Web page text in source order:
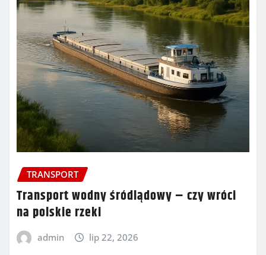
TRANSPORT
Transport wodny śródlądowy – czy wróci
na polskie rzeki
admin lip 22, 2026